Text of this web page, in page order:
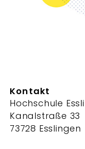
Kontakt
Hochschule
Kanalstraße 33
73728 Esslingen